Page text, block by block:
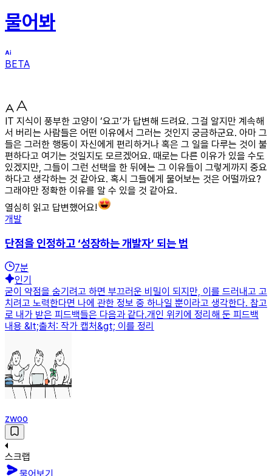
물어봐
BETA
IT 지식이 풍부한 고양이 ‘요고’가 답변해 드려요. 그걸 알지만 계속해
서 버리는 사람들은 어떤 이유에서 그러는 것인지 궁금하군요. 아마 그
들은 그러한 행동이 자신에게 편리하거나 혹은 그 일을 다루는 것이 불
편하다고 여기는 것일지도 모르겠어요. 때로는 다른 이유가 있을 수도
있겠지만, 그들이 그런 선택을 한 뒤에는 그 이유들이 그렇게까지 중요
하다고 생각하는 것 같아요. 혹시 그들에게 물어보는 것은 어떨까요?
그래야만 정확한 이유를 알 수 있을 것 같아요.
열심히 읽고 답변했어요!
개발
단점을 인정하고 ‘성장하는 개발자’ 되는 법
7분
인기
굳이 약점을 숨기려고 하면 부끄러운 비밀이 되지만, 이를 드러내고 고
치려고 노력한다면 나에 관한 정보 중 하나일 뿐이라고 생각한다. 참고
로 내가 받은 피드백들은 다음과 같다.개인 위키에 정리해 둔 피드백
내용 &lt;출처: 작가 캡처&gt; 이를 정리
zwoo
스크랩